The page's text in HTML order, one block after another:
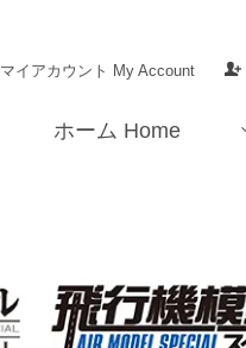
マイアカウント My Account
ホーム Home